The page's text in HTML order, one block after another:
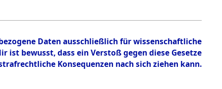
Daten ausschließlich für wissenschaftliche
bewusst, dass ein Verstoß gegen diese Gesetze
Konsequenzen nach sich ziehen kann.